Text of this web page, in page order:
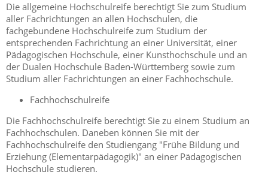
Die allgemeine Hochschulreife berechtigt Sie zum Studium
aller Fachrichtungen an allen Hochschulen, die
fachgebundene Hochschulreife zum Studium der
entsprechenden Fachrichtung an einer Universität, einer
Pädagogischen Hochschule, einer Kunsthochschule und an
der Dualen Hochschule Baden-Württemberg sowie zum
Studium aller Fachrichtungen an einer Fachhochschule.
Fachhochschulreife
Die Fachhochschulreife berechtigt Sie zu einem Studium an
Fachhochschulen. Daneben können Sie mit der
Fachhochschulreife den Studiengang "Frühe Bildung und
Erziehung (Elementarpädagogik)" an einer Pädagogischen
Hochschule studieren.